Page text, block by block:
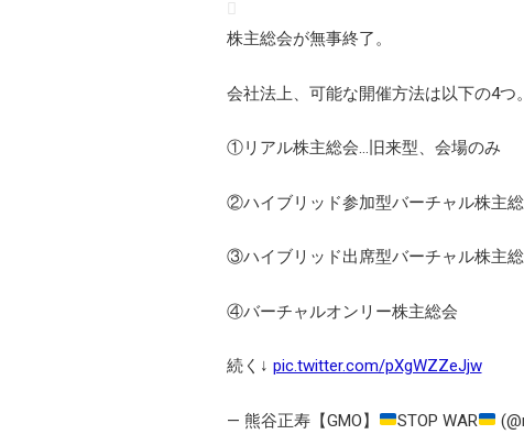
株主総会が無事終了。
会社法上、可能な開催方法は以下の4つ。
①リアル株主総会…旧来型、会場のみ
②ハイブリッド参加型バーチャル株主
③ハイブリッド出席型バーチャル株主
④バーチャルオンリー株主総会
続く↓ pic.twitter.com/pXgWZZeJjw
— 熊谷正寿【GMO】 STOP WAR